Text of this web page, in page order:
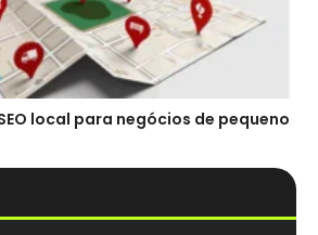
local para negócios de pequeno